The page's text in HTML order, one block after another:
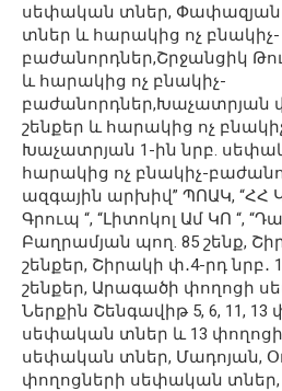
սեփական տներ,
տներ և հարակից ոչ բնակիչ-
բաժանորդներ,Շրջանցիկ
և հարակից ոչ բնակիչ-
բաժանորդներ,Խաչատրյան փ.
շենքեր և հարակից ոչ
Խաչատրյան 1-ին նրբ.
հարակից ոչ բնակիչ-
ազգային արխիվ” ՊՈԱԿ, “ՀՀ
Գրուպ “, “Լիտոկոլ Ամ ԿՈ “,
Բաղրամյան պող. 85 շենք,
շենքեր, Շիրակի փ․4-րդ նրբ․ 1,
շենքեր, Արագածի փողոցի
Ներքին Շենգավիթ 5, 6, 11, 13
սեփական տներ և 13
սեփական տներ, Մադոյան,
փողոցների սեփական տներ,